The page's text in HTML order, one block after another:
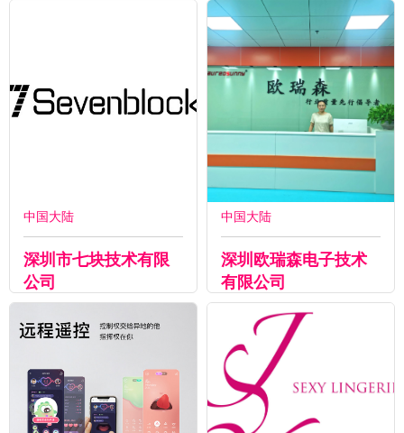
中国大陆
深圳市七块技术有限
公司
中国大陆
深圳欧瑞森电子技术
有限公司